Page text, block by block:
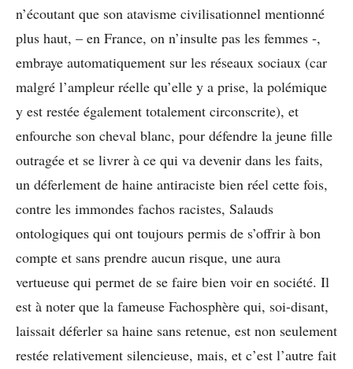
n’écoutant que son atavisme civilisationnel mentionné
plus haut, – en France, on n’insulte pas les femmes -,
embraye automatiquement sur les réseaux sociaux (car
malgré l’ampleur réelle qu’elle y a prise, la polémique
y est restée également totalement circonscrite), et
enfourche son cheval blanc, pour défendre la jeune fille
outragée et se livrer à ce qui va devenir dans les faits,
un déferlement de haine antiraciste bien réel cette fois,
contre les immondes fachos racistes, Salauds
ontologiques qui ont toujours permis de s’offrir à bon
compte et sans prendre aucun risque, une aura
vertueuse qui permet de se faire bien voir en société. Il
est à noter que la fameuse Fachosphère qui, soi-disant,
laissait déferler sa haine sans retenue, est non seulement
restée relativement silencieuse, mais, et c’est l’autre fait